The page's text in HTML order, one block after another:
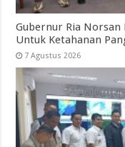
Gubernur Ria Norsan
Untuk Ketahanan
7 Agustus 2026